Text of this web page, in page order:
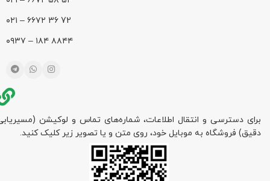
72 36 ۶۶۷۲ – ۰۲۱
۸۸۴۴ ۱۸۴ – ۰۹۳۷
برای دسترسی و انتقال اطلاعات، شماره‌های تماس و لوکیشن
دقیق) فروشگاه به موبایل خود، روی متن و یا تصویر زیر کلیک کنید.